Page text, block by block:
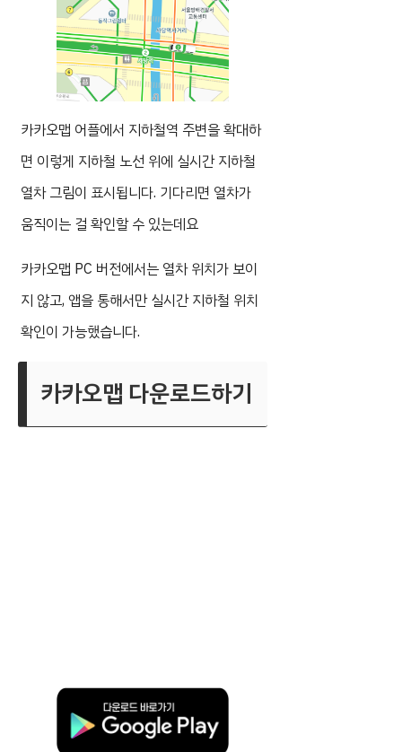
카카오맵 어플에서 지하철역 주변을 확대하
면 이렇게 지하철 노선 위에 실시간 지하철
열차 그림이 표시됩니다. 기다리면 열차가
움직이는 걸 확인할 수 있는데요
카카오맵 PC 버전에서는 열차 위치가 보이
지 않고, 앱을 통해서만 실시간 지하철 위치
확인이 가능했습니다.
카카오맵 다운로드하기